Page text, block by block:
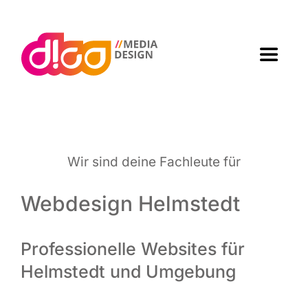
springen
Toggle
Arbei­ten
Leis­tun­gen
Wir sind dei­ne Fach­leu­te für
Webdesign Helmstedt
Professionelle Websites für
Helmstedt und Umgebung